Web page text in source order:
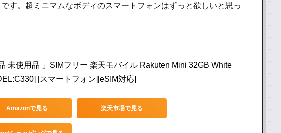
です。超ミニマムなボディのスマートフォンはずっと欲しいと思っ
未使用品 」SIMフリー 楽天モバイル Rakuten Mini 32GB White
[スマートフォン][eSIM対応]
Amazonで見る 楽天市場で見る